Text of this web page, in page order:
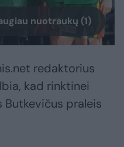
nuotraukų (1)
redaktorius
kad rinktinei
praleis